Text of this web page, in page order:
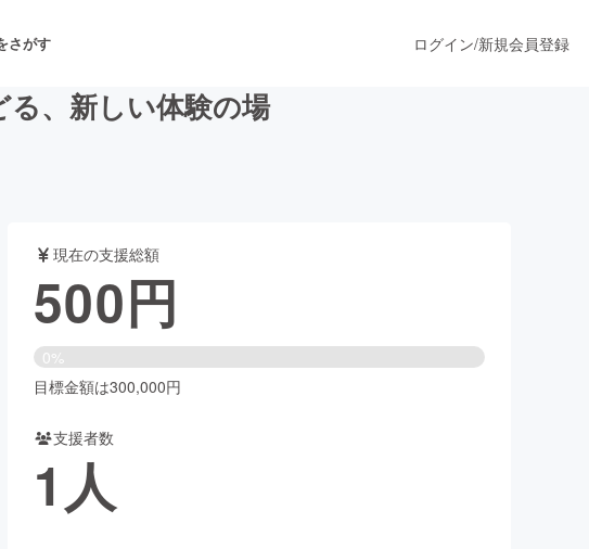
さがす
ォーマンス
ー・ヘルスケア
ログイン/新規会員登録
る、新しい体験の場
現在の支援総額
500円
0%
目標金額は300,000円
支援者数
1人